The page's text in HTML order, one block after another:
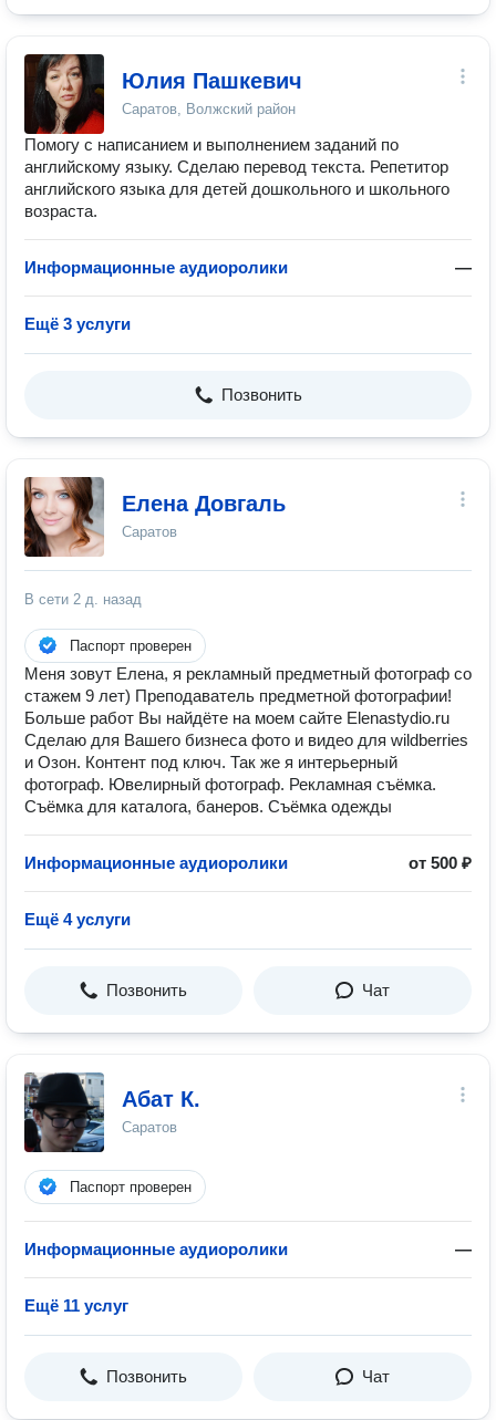
Юлия Пашкевич
Саратов, Волжский район
Помогу с написанием и выполнением заданий по
английскому языку. Сделаю перевод текста. Репетитор
английского языка для детей дошкольного и школьного
возраста.
Информационные аудиоролики —
Ещё 3 услуги
Позвонить
Елена Довгаль
Саратов
В сети 2 д. назад
Паспорт проверен
Меня зовут Елена, я рекламный предметный фотограф со
стажем 9 лет) Преподаватель предметной фотографии!
Больше работ Вы найдёте на моем сайте Elenastydio.ru
Сделаю для Вашего бизнеса фото и видео для wildberries
и Озон. Контент под ключ. Так же я интерьерный
фотограф. Ювелирный фотограф. Рекламная съёмка.
Съёмка для каталога, банеров. Съёмка одежды
Информационные аудиоролики от 500 ₽
Ещё 4 услуги
Позвонить Чат
Абат К.
Саратов
Паспорт проверен
Информационные аудиоролики —
Ещё 11 услуг
Позвонить Чат